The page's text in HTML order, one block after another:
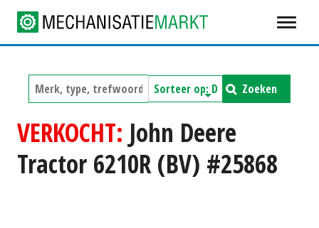
Zoeken
VERKOCHT: John Deere
Tractor 6210R (BV) #25868